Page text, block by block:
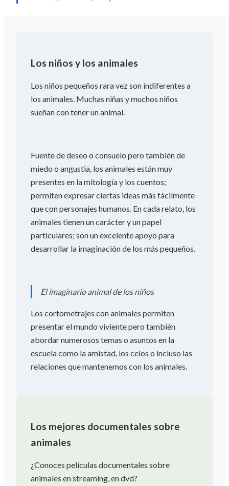
Los niños y los animales
Los niños pequeños rara vez son indiferentes a
los animales. Muchas niñas y muchos niños
sueñan con tener un animal.
Fuente de deseo o consuelo pero también de
miedo o angustia, los animales están muy
presentes en la mitología y los cuentos;
permiten expresar ciertas ideas más fácilmente
que con personajes humanos. En cada relato, los
animales tienen un carácter y un papel
particulares; son un excelente apoyo para
desarrollar la imaginación de los más pequeños.
El imaginario animal de los niños
Los cortometrajes con animales permiten
presentar el mundo viviente pero también
abordar numerosos temas o asuntos en la
escuela como la amistad, los celos o incluso las
relaciones que mantenemos con los animales.
Los mejores documentales sobre
animales
¿Conoces películas documentales sobre
animales en streaming, en dvd?